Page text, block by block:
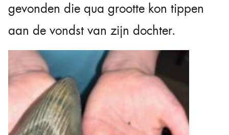
gevonden die qua grootte kon tippen
aan de vondst van zijn dochter.